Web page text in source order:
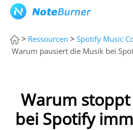
> Ressourcen > Spotify Music
Warum pausiert die Musik bei
Warum
bei Spotify